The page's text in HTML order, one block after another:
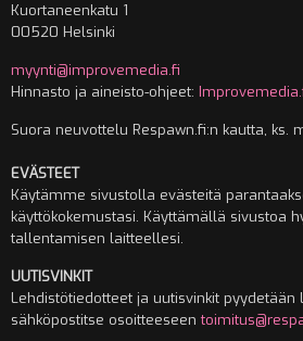
Kuortaneenkatu 1
00520 Helsinki
myynti@improvemedia.fi
Hinnasto ja aineisto-ohjeet:
Suora neuvottelu Respawn.fi:n kautta, ks.
EVÄSTEET
Käytämme sivustolla evästeitä
käyttökokemustasi. Käyttämällä sivustoa
tallentamisen laitteellesi.
UUTISVINKIT
Lehdistötiedotteet ja uutisvinkit pyydetään
sähköpostitse osoitteeseen